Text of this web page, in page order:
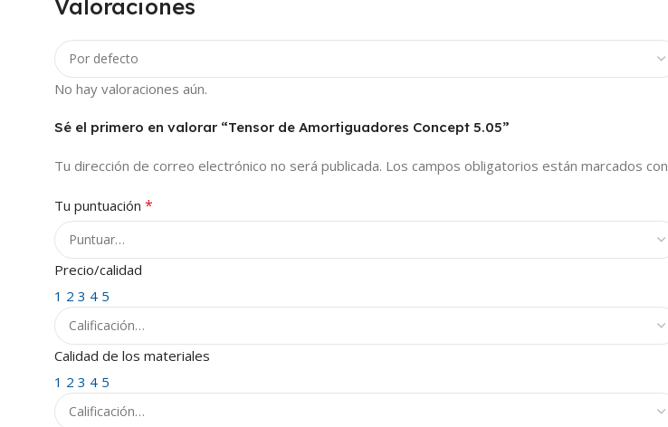
Valoraciones
No hay valoraciones aún.
Sé el primero en valorar “Tensor de Amortiguadores Concept 5.05”
Tu dirección de correo electrónico no será publicada. Los campos obligatorios están marcados con
Tu puntuación *
Precio/calidad
1 2 3 4 5
Calidad de los materiales
1 2 3 4 5